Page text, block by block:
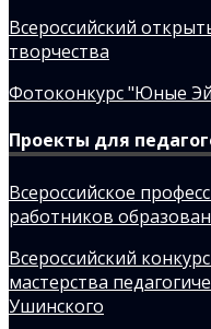
Всероссийский
творчества
Фотоконкурс "Юные
Проекты для
Всероссийское
работников
Всероссийский
мастерства
Ушинского